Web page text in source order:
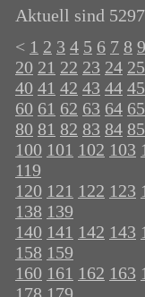
Aktuell sind
< 1 2 3 4 5 6 7 8 9
20 21 22 23 24 25
40 41 42 43 44 45
60 61 62 63 64 65
80 81 82 83 84 85
100 101 102 103
119
120 121 122 123
138 139
140 141 142 143
158 159
160 161 162 163